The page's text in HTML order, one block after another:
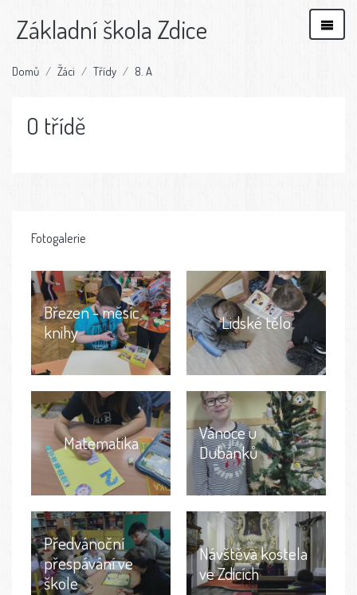
Základní škola Zdice
Domů Žáci Třídy 8. A
O třídě
Fotogalerie
Březen - měsíc
knihy
Lidské tělo
Matematika
Vánoce u
Dubánků
Předvánoční
přespávání ve
škole
Návštěva kostela
ve Zdicích